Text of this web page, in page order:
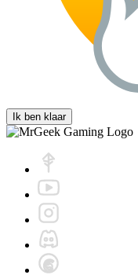
Ik ben klaar